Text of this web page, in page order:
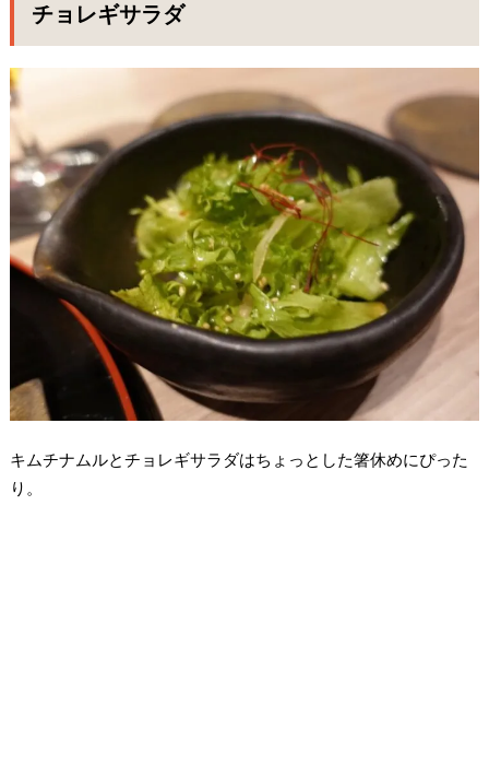
チョレギサラダ
キムチナムルとチョレギサラダはちょっとした箸休めにぴった
り。